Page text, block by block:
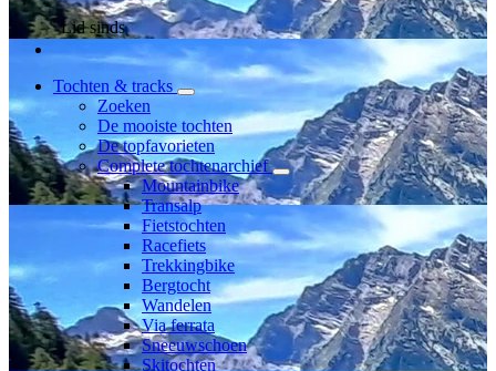
Lid sinds
Tochten & tracks
Zoeken
De mooiste tochten
De topfavorieten
Complete tochtenarchief
Mountainbike
Transalp
Fietstochten
Racefiets
Trekkingbike
Bergtocht
Wandelen
Via ferrata
Sneeuwschoen
Skitochten